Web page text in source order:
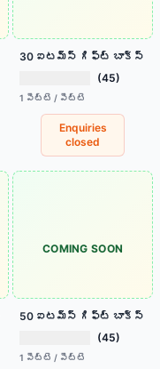
30 ఐటమ్స్ గిఫ్ట్ బాక్స్
(45)
1 పెట్టె / పెట్టె
Enquiries
closed
COMING SOON
50 ఐటమ్స్ గిఫ్ట్ బాక్స్
(45)
1 పెట్టె / పెట్టె